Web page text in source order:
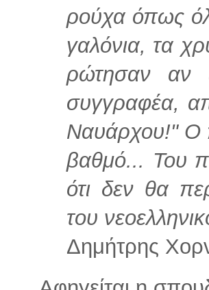
ρούχα όπως
γαλόνια, τα
ρώτησαν αν
συγγραφέα,
Ναυάρχου!" Ο
βαθμό... Του
ότι δεν θα
του
Δημήτρης